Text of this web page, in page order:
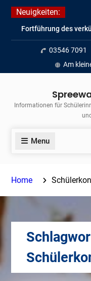
Skip
content
Neuigkeiten:
Fortführung des
Unterrichts aufgrund
Temperaturen (22.06.
voraussichtlich zum
Journalismus
Insellauf 2026
03546 7091
Am
Informationen für
Menu
Home